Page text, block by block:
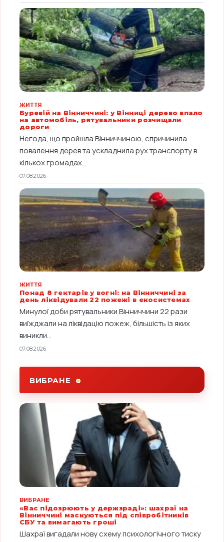
ЖИТТЯ
Буревій на Вінниччині: у Вінниці дерево впало
на автомобіль, рятувальники розчищали
дороги
Негода, що пройшла Вінниччиною, спричинила
повалення дерев та ускладнила рух транспорту в
кількох громадах...
07.08.2026
ЖИТТЯ
Понад 8 гектарів у вогні: на Вінниччині за
день ліквідували 22 пожежі в екосистемах
Минулої доби рятувальники Вінниччини 22 рази
виїжджали на ліквідацію пожеж, більшість із яких
виникли...
07.08.2026
ВИБРАНЕ
ВИБРАНЕ
«Вас підозрюють у держзраді»: шахраї на
Вінниччині маскуються під співробітників
СБУ та вимагають гроші
Шахраї вигадали нову схему психологічного тиску